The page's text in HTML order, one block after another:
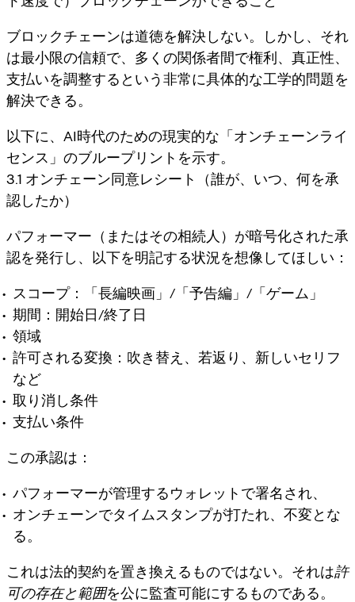
ブロックチェーンは道徳を解決しない。しかし、それ
は最小限の信頼で、多くの関係者間で権利、真正性、
支払いを調整する という非常に具体的な工学的問題を
解決できる。
以下に、AI時代のための現実的な「オンチェーンライ
センス」のブループリントを示す。
3.1 オンチェーン同意レシート（誰が、いつ、何を承
認したか）
パフォーマー（またはその相続人）が暗号化された承
認を発行し、以下を明記する状況を想像してほしい：
スコープ：「長編映画」/「予告編」/「ゲーム」
期間：開始日/終了日
領域
許可される変換：吹き替え、若返り、新しいセリフ
など
取り消し条件
支払い条件
この承認は：
パフォーマーが管理するウォレットで署名され、
オンチェーンでタイムスタンプが打たれ、不変とな
る。
これは法的契約を置き換えるものではない。それは許
可の存在と範囲を公に監査可能にするものである。